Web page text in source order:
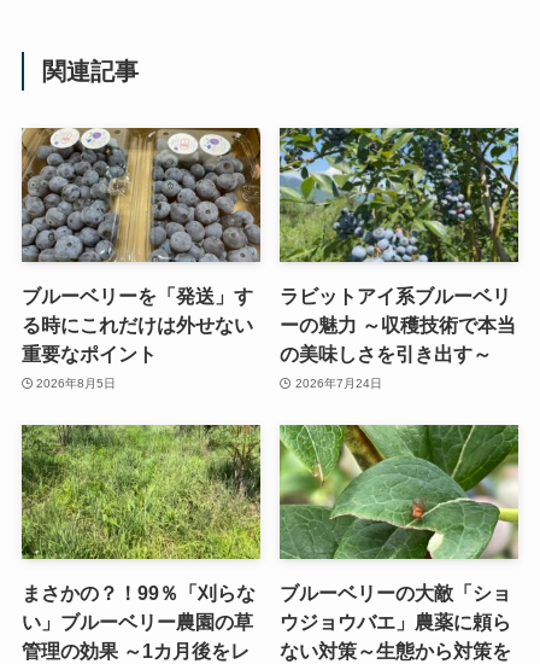
関連記事
ブルーベリーを「発送」す
る時にこれだけは外せない
重要なポイント
2026年8月5日
ラビットアイ系ブルーベリ
ーの魅力 ～収穫技術で本当
の美味しさを引き出す～
2026年7月24日
まさかの？！99％「刈らな
い」ブルーベリー農園の草
管理の効果 ～1カ月後をレ
ブルーベリーの大敵「ショ
ウジョウバエ」農薬に頼ら
ない対策～生態から対策を